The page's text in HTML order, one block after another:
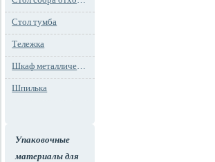
Стол тумба
Тележка
Шкаф металлический
Шпилька
Упаковочные
материалы для